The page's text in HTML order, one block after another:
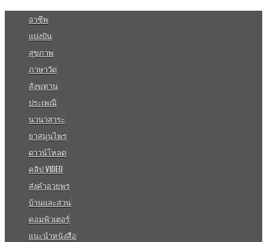
อาชีพ
แบ่งปัน
สุขภาพ
ภาษาวัด
สังฆทาน
ประเพณี
นานาสาระ
ยาสมุนไพร
ดาวน์โหลด
คลิป VIDEO
ส่งคำอวยพร
บ้านและสวน
คอมพิวเตอร์
แนะนำหนังสือ